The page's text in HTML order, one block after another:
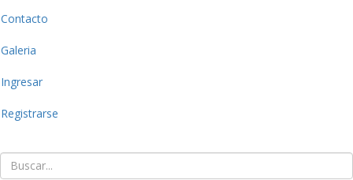
Contacto
Galeria
Ingresar
Registrarse